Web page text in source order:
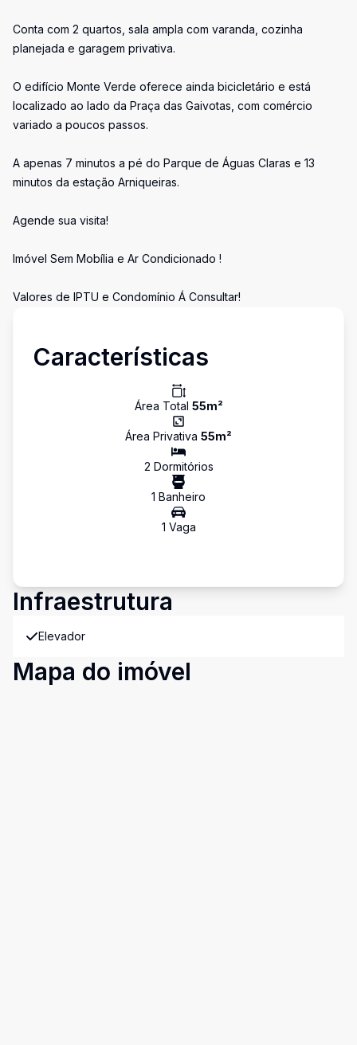
Conta com 2 quartos, sala ampla com varanda, cozinha
planejada e garagem privativa.
O edifício Monte Verde oferece ainda bicicletário e está
localizado ao lado da Praça das Gaivotas, com comércio
variado a poucos passos.
A apenas 7 minutos a pé do Parque de Águas Claras e 13
minutos da estação Arniqueiras.
Agende sua visita!
Imóvel Sem Mobília e Ar Condicionado !
Valores de IPTU e Condomínio Á Consultar!
Características
Área Total 55m²
Área Privativa 55m²
2 Dormitórios
1 Banheiro
1 Vaga
Infraestrutura
Elevador
Mapa do imóvel